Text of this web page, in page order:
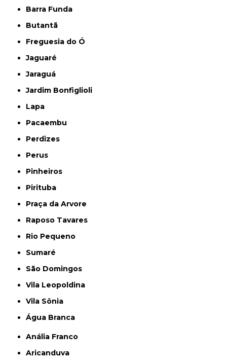
Barra Funda
Butantã
Freguesia do Ó
Jaguaré
Jaraguá
Jardim Bonfiglioli
Lapa
Pacaembu
Perdizes
Perus
Pinheiros
Pirituba
Praça da Arvore
Raposo Tavares
Rio Pequeno
Sumaré
São Domingos
Vila Leopoldina
Vila Sônia
Água Branca
Anália Franco
Aricanduva